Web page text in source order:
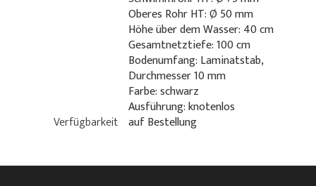
Oberes Rohr HT: Ø 50 mm
Höhe über dem Wasser: 40 cm
Gesamtnetztiefe: 100 cm
Bodenumfang: Laminatstab,
Durchmesser 10 mm
Farbe: schwarz
Ausführung: knotenlos
Verfügbarkeit auf Bestellung